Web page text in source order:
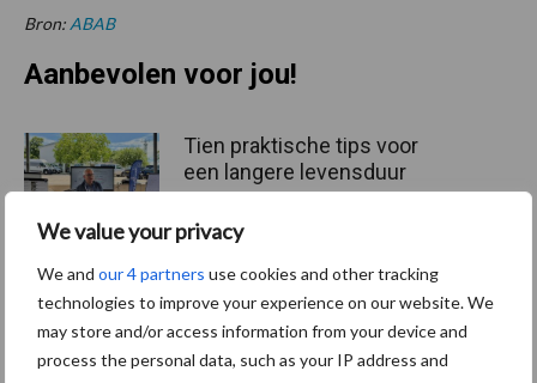
We value your privacy
We and our 4 partners use cookies and other tracking
technologies to improve your experience on our website. We
may store and/or access information from your device and
process the personal data, such as your IP address and
Bron: ABAB
Aanbevolen voor jou!
Tien praktische tips voor
een langere levensduur
“Vraag naar praktische
hygieneoplossingen is in
Polen groter dan ooit”